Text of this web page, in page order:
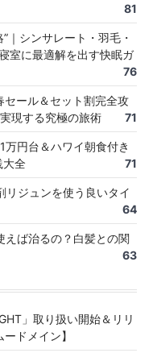
81
｜シンサレート・羽毛・
室に最適解を出す快眠ガ
76
セール＆セット割完全攻
現する究極の旅術
71
万円台＆ハワイ朝食付き
大全
71
ジュンを使う良いタイ
64
ば治るの？白髪との関
63
」取り扱い開始＆リリ
ドメイン】